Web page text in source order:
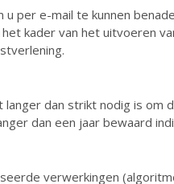
per e-mail te kunnen
kader van het uitvoeren
dan strikt nodig is
dan een jaar bewaard
verwerkingen